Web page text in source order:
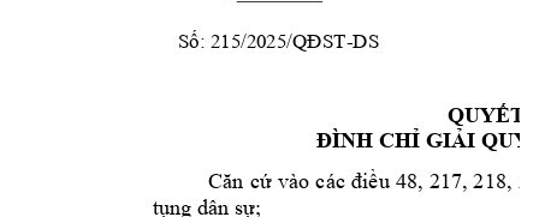
QUYẾT
ĐÌNH CHỈ GIẢI
Căn cứ vào các điều 48, 217, 218,
tụng dân sự;
Số: 215/2025/QĐST-DS